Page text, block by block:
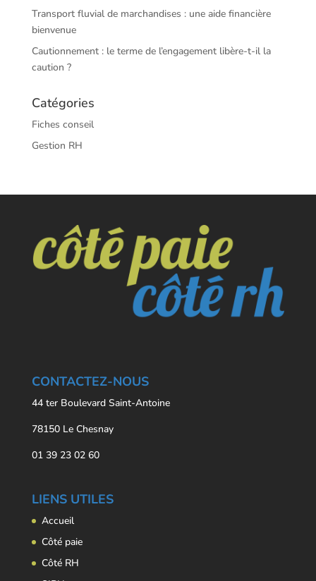
Transport fluvial de marchandises : une aide financière
bienvenue
Cautionnement : le terme de l’engagement libère-t-il la
caution ?
Catégories
Fiches conseil
Gestion RH
CONTACTEZ-NOUS
44 ter Boulevard Saint-Antoine
78150 Le Chesnay
01 39 23 02 60
LIENS UTILES
Accueil
Côté paie
Côté RH